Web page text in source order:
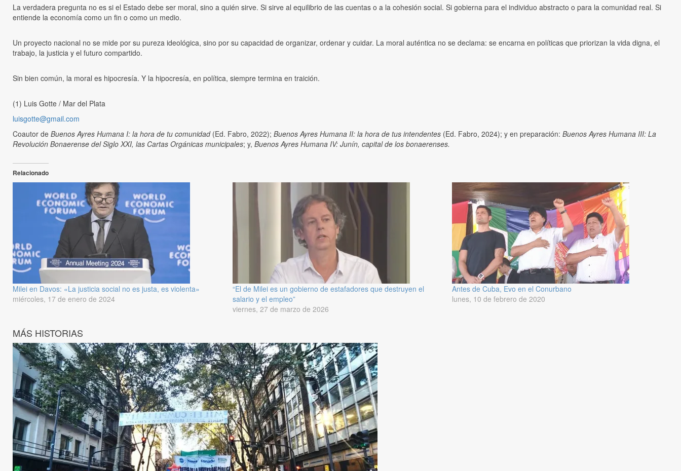
La verdadera pregunta no es si el Estado debe ser moral, sino a quién sirve. Si sirve al equilibrio de las cuentas o a la cohesión social. Si gobierna para el individuo abstracto o para la comunidad real. Si
entiende la economía como un fin o como un medio.
Un proyecto nacional no se mide por su pureza ideológica, sino por su capacidad de organizar, ordenar y cuidar. La moral auténtica no se declama: se encarna en políticas que priorizan la vida digna, el
trabajo, la justicia y el futuro compartido.
Sin bien común, la moral es hipocresía. Y la hipocresía, en política, siempre termina en traición.
(1) Luis Gotte / Mar del Plata
luisgotte@gmail.com
Coautor de Buenos Ayres Humana I: la hora de tu comunidad(Ed. Fabro, 2022); Buenos Ayres Humana II: la hora de tus intendentes (Ed. Fabro, 2024); y en preparación: Buenos Ayres Humana III: La
Revolución Bonaerense del Siglo XXI, las Cartas Orgánicas municipales; y, Buenos Ayres Humana IV: Junín, capital de los bonaerenses.
Relacionado
Milei en Davos: «La justicia social no es justa, es violenta»
miércoles, 17 de enero de 2024
“El de Milei es un gobierno de estafadores que destruyen el
salario y el empleo”
viernes, 27 de marzo de 2026
Antes de Cuba, Evo en el Conurbano
lunes, 10 de febrero de 2020
MÁS HISTORIAS